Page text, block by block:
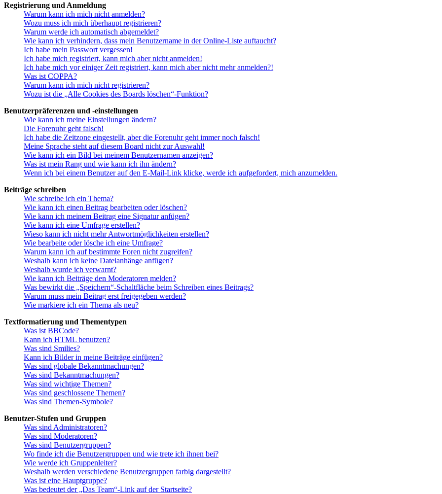
Registrierung und Anmeldung
Warum kann ich mich nicht anmelden?
Wozu muss ich mich überhaupt registrieren?
Warum werde ich automatisch abgemeldet?
Wie kann ich verhindern, dass mein Benutzername in der Online-Liste auftaucht?
Ich habe mein Passwort vergessen!
Ich habe mich registriert, kann mich aber nicht anmelden!
Ich habe mich vor einiger Zeit registriert, kann mich aber nicht mehr anmelden?!
Was ist COPPA?
Warum kann ich mich nicht registrieren?
Wozu ist die „Alle Cookies des Boards löschen“-Funktion?
Benutzerpräferenzen und -einstellungen
Wie kann ich meine Einstellungen ändern?
Die Forenuhr geht falsch!
Ich habe die Zeitzone eingestellt, aber die Forenuhr geht immer noch falsch!
Meine Sprache steht auf diesem Board nicht zur Auswahl!
Wie kann ich ein Bild bei meinem Benutzernamen anzeigen?
Was ist mein Rang und wie kann ich ihn ändern?
Wenn ich bei einem Benutzer auf den E-Mail-Link klicke, werde ich aufgefordert, mich anzumelden.
Beiträge schreiben
Wie schreibe ich ein Thema?
Wie kann ich einen Beitrag bearbeiten oder löschen?
Wie kann ich meinem Beitrag eine Signatur anfügen?
Wie kann ich eine Umfrage erstellen?
Wieso kann ich nicht mehr Antwortmöglichkeiten erstellen?
Wie bearbeite oder lösche ich eine Umfrage?
Warum kann ich auf bestimmte Foren nicht zugreifen?
Weshalb kann ich keine Dateianhänge anfügen?
Weshalb wurde ich verwarnt?
Wie kann ich Beiträge den Moderatoren melden?
Was bewirkt die „Speichern“-Schaltfläche beim Schreiben eines Beitrags?
Warum muss mein Beitrag erst freigegeben werden?
Wie markiere ich ein Thema als neu?
Textformatierung und Thementypen
Was ist BBCode?
Kann ich HTML benutzen?
Was sind Smilies?
Kann ich Bilder in meine Beiträge einfügen?
Was sind globale Bekanntmachungen?
Was sind Bekanntmachungen?
Was sind wichtige Themen?
Was sind geschlossene Themen?
Was sind Themen-Symbole?
Benutzer-Stufen und Gruppen
Was sind Administratoren?
Was sind Moderatoren?
Was sind Benutzergruppen?
Wo finde ich die Benutzergruppen und wie trete ich ihnen bei?
Wie werde ich Gruppenleiter?
Weshalb werden verschiedene Benutzergruppen farbig dargestellt?
Was ist eine Hauptgruppe?
Was bedeutet der „Das Team“-Link auf der Startseite?